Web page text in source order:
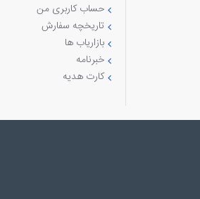
حساب کاربری من
تاریخچه سفارش
بازاریاب ها
خبرنامه
کارت هدیه